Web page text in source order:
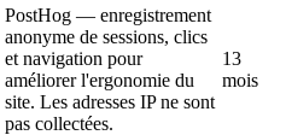
PostHog — enregistrement
anonyme de sessions, clics
et navigation pour
améliorer l'ergonomie du
site. Les adresses IP ne sont
pas collectées.
13
mois